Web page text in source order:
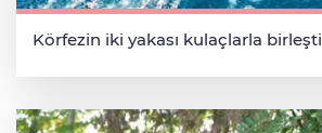
Körfezin iki yakası kulaçlarla birleşti